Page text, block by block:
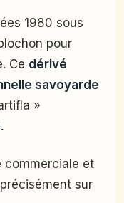
1980 sous
pour
Ce dérivé
savoyarde
»
.
commerciale et
sur